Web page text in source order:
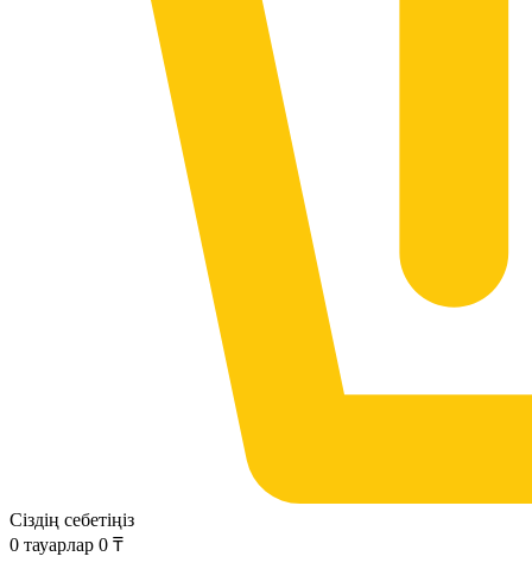
Сіздің себетіңіз
0 тауарлар 0 ₸